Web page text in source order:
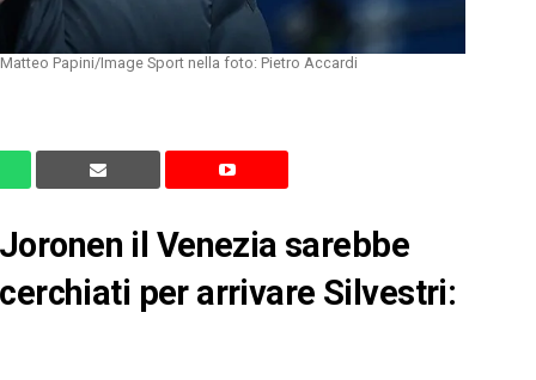
Papini/Image Sport nella foto: Pietro Accardi
il Venezia sarebbe
per arrivare Silvestri: